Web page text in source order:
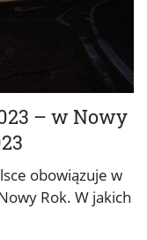
– w Nowy
obowiązuje w
Rok. W jakich